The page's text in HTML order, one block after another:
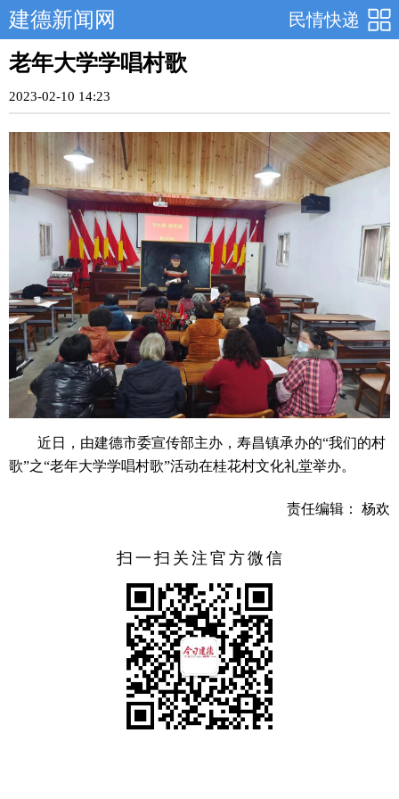
民情快递
建德新闻网
老年大学学唱村歌
2023-02-10 14:23
近日，由建德市委宣传部主办，寿昌镇承办的“我们的村
歌”之“老年大学学唱村歌”活动在桂花村文化礼堂举办。
责任编辑： 杨欢
扫一扫关注官方微信